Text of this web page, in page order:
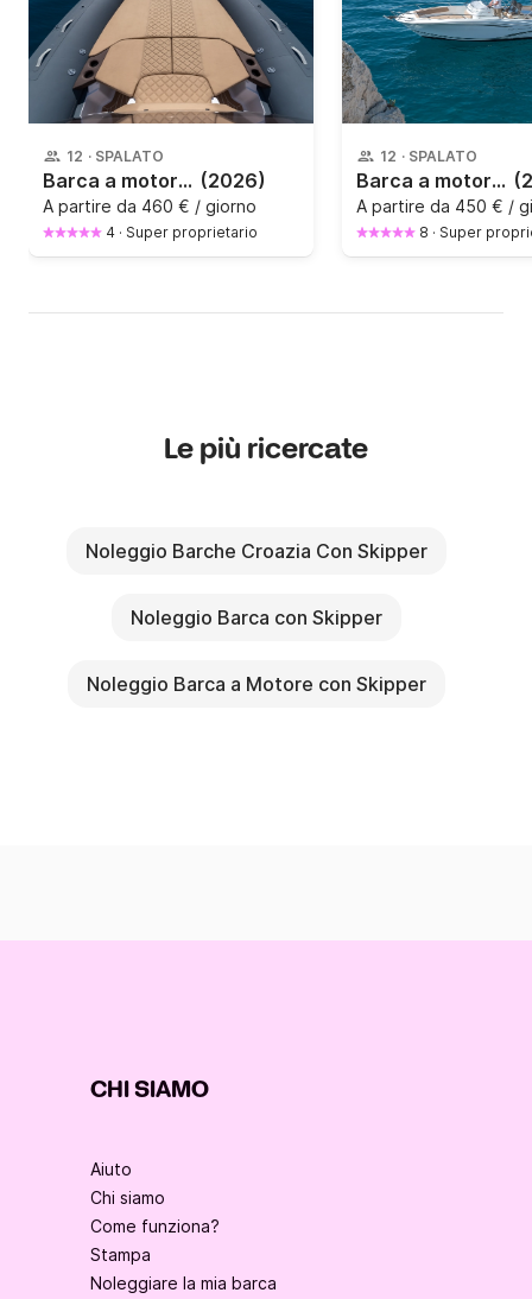
12 · SPALATO
Barca a motore Salpa Soleil 26 250CV (2026)
A partire da 460 € / giorno
4 · Super proprietario
12 · SPALATO
Barca a motore Jeanneau Cap Camarat 7.5 CC 250CV
A partire da 450 € /
8 · Super
Le più ricercate
Noleggio Barche Croazia Con Skipper
Noleggio Barca con Skipper
Noleggio Barca a Motore con Skipper
CHI SIAMO
Aiuto
Chi siamo
Come funziona?
Stampa
Noleggiare la mia barca